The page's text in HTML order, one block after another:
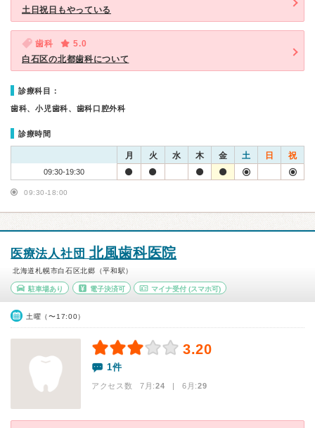
土日祝日もやっている
歯科
5.0
白石区の北都歯科について
診療科目：
歯科、小児歯科、歯科口腔外科
診療時間
月 火 水 木 金 土 日 祝
09:30-19:30
09:30-18:00
医療法人社団 北風歯科医院
北海道札幌市白石区北郷（平和駅）
駐車場あり 電子決済可 マイナ受付 (スマホ可)
土曜（〜17:00）
3.20
1件
アクセス数 7月:24 | 6月:29